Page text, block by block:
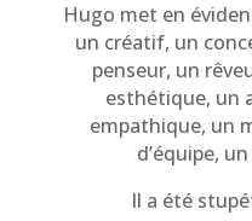
Hugo met en
un créatif, un
penseur, un
esthétique, un
empathique, un
d’équipe,
Il a été